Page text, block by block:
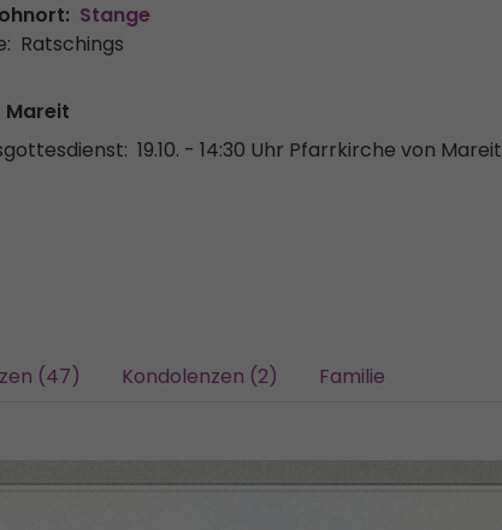
Stange
Ratschings
Mareit
19.10. - 14:30 Uhr Pfarrkirche von Mareit
(47) Kondolenzen (2) Familie